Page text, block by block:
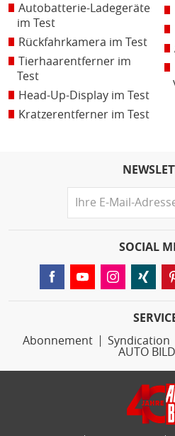
Autobatterie-Ladegeräte
im Test
Rückfahrkamera im Test
Tierhaarentferner im
Test
Head-Up-Display im Test
Kratzerentferner im Test
SOCIAL
Abonnement
Syndication
AUTO